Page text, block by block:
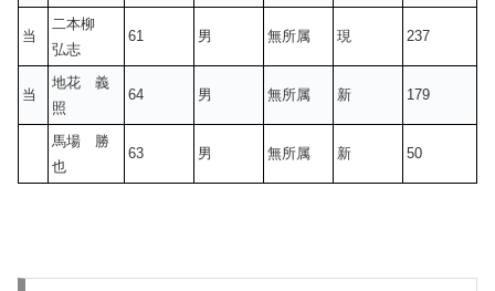
当
二本柳
弘志
61 男 無所属 現 237
当
地花 義
照
64 男 無所属 新 179
馬場 勝
也
63 男 無所属 新 50